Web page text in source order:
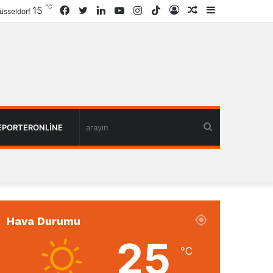
Rastgele
Giriş
TikTok
Instagram
YouTube
LinkedIn
Twitter
Facebook
15 ℃
Hava Durumu
25 ℃